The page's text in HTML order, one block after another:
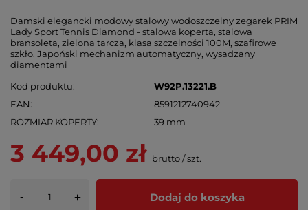
Damski elegancki modowy stalowy wodoszczelny zegarek PRIM
Lady Sport Tennis Diamond - stalowa koperta, stalowa
bransoleta, zielona tarcza, klasa szczelności 100M, szafirowe
szkło. Japoński mechanizm automatyczny, wysadzany
diamentami
Kod produktu
W92P.13221.B
EAN
8591212740942
ROZMIAR KOPERTY
39 mm
3 449,00 zł brutto/szt.
- + Dodaj do koszyka